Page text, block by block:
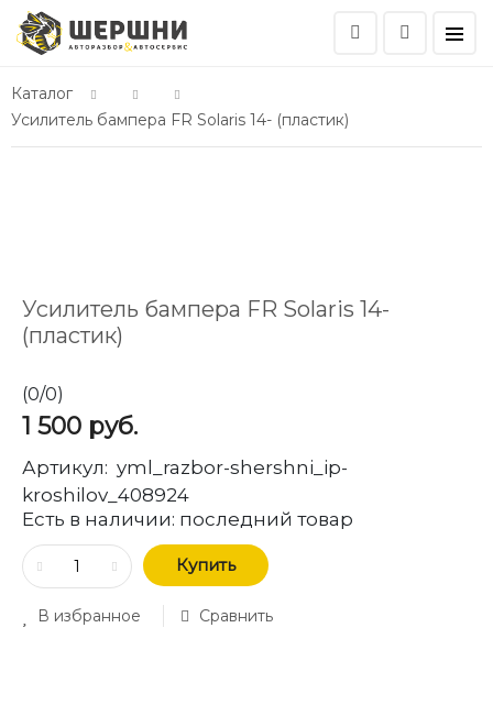
Каталог
Усилитель бампера FR Solaris 14- (пластик)
Усилитель бампера FR Solaris 14-
(пластик)
(0/0)
1 500 руб.
Артикул: yml_razbor-shershni_ip-
kroshilov_408924
Есть в наличии: последний товар
Купить
В избранное Сравнить